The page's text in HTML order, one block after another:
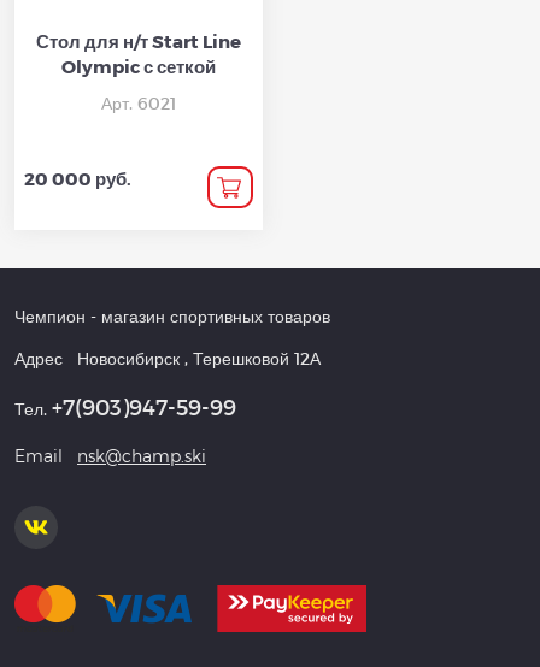
Стол для н/т Start Line
Olympic с сеткой
Арт. 6021
20 000 руб.
Чемпион - магазин спортивных товаров
Адрес Новосибирск , Терешковой 12А
Тел. +7(903)947-59-99
Email nsk@champ.ski